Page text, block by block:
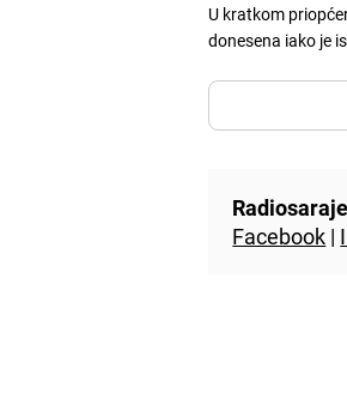
U kratkom
donesena iako je
Facebook |